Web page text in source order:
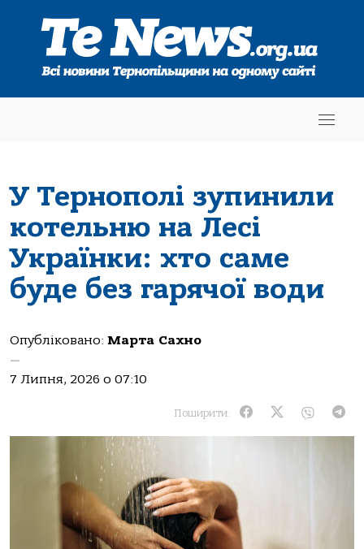
У Тернополі зупинили
котельню на Лесі
Українки: хто саме
буде без гарячої води
Опубліковано: Марта Сахно
—
7 Липня, 2026 о 07:10
Поширити: